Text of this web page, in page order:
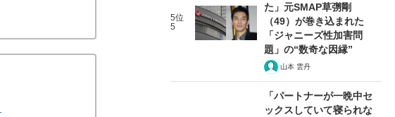
5位
5
た」元SMAP草彅剛
（49）が巻き込まれた
「ジャニーズ性加害問
題」の“数奇な因縁”
山本 雲丹
「パートナーが一晩中セ
ックスしていて寝られな